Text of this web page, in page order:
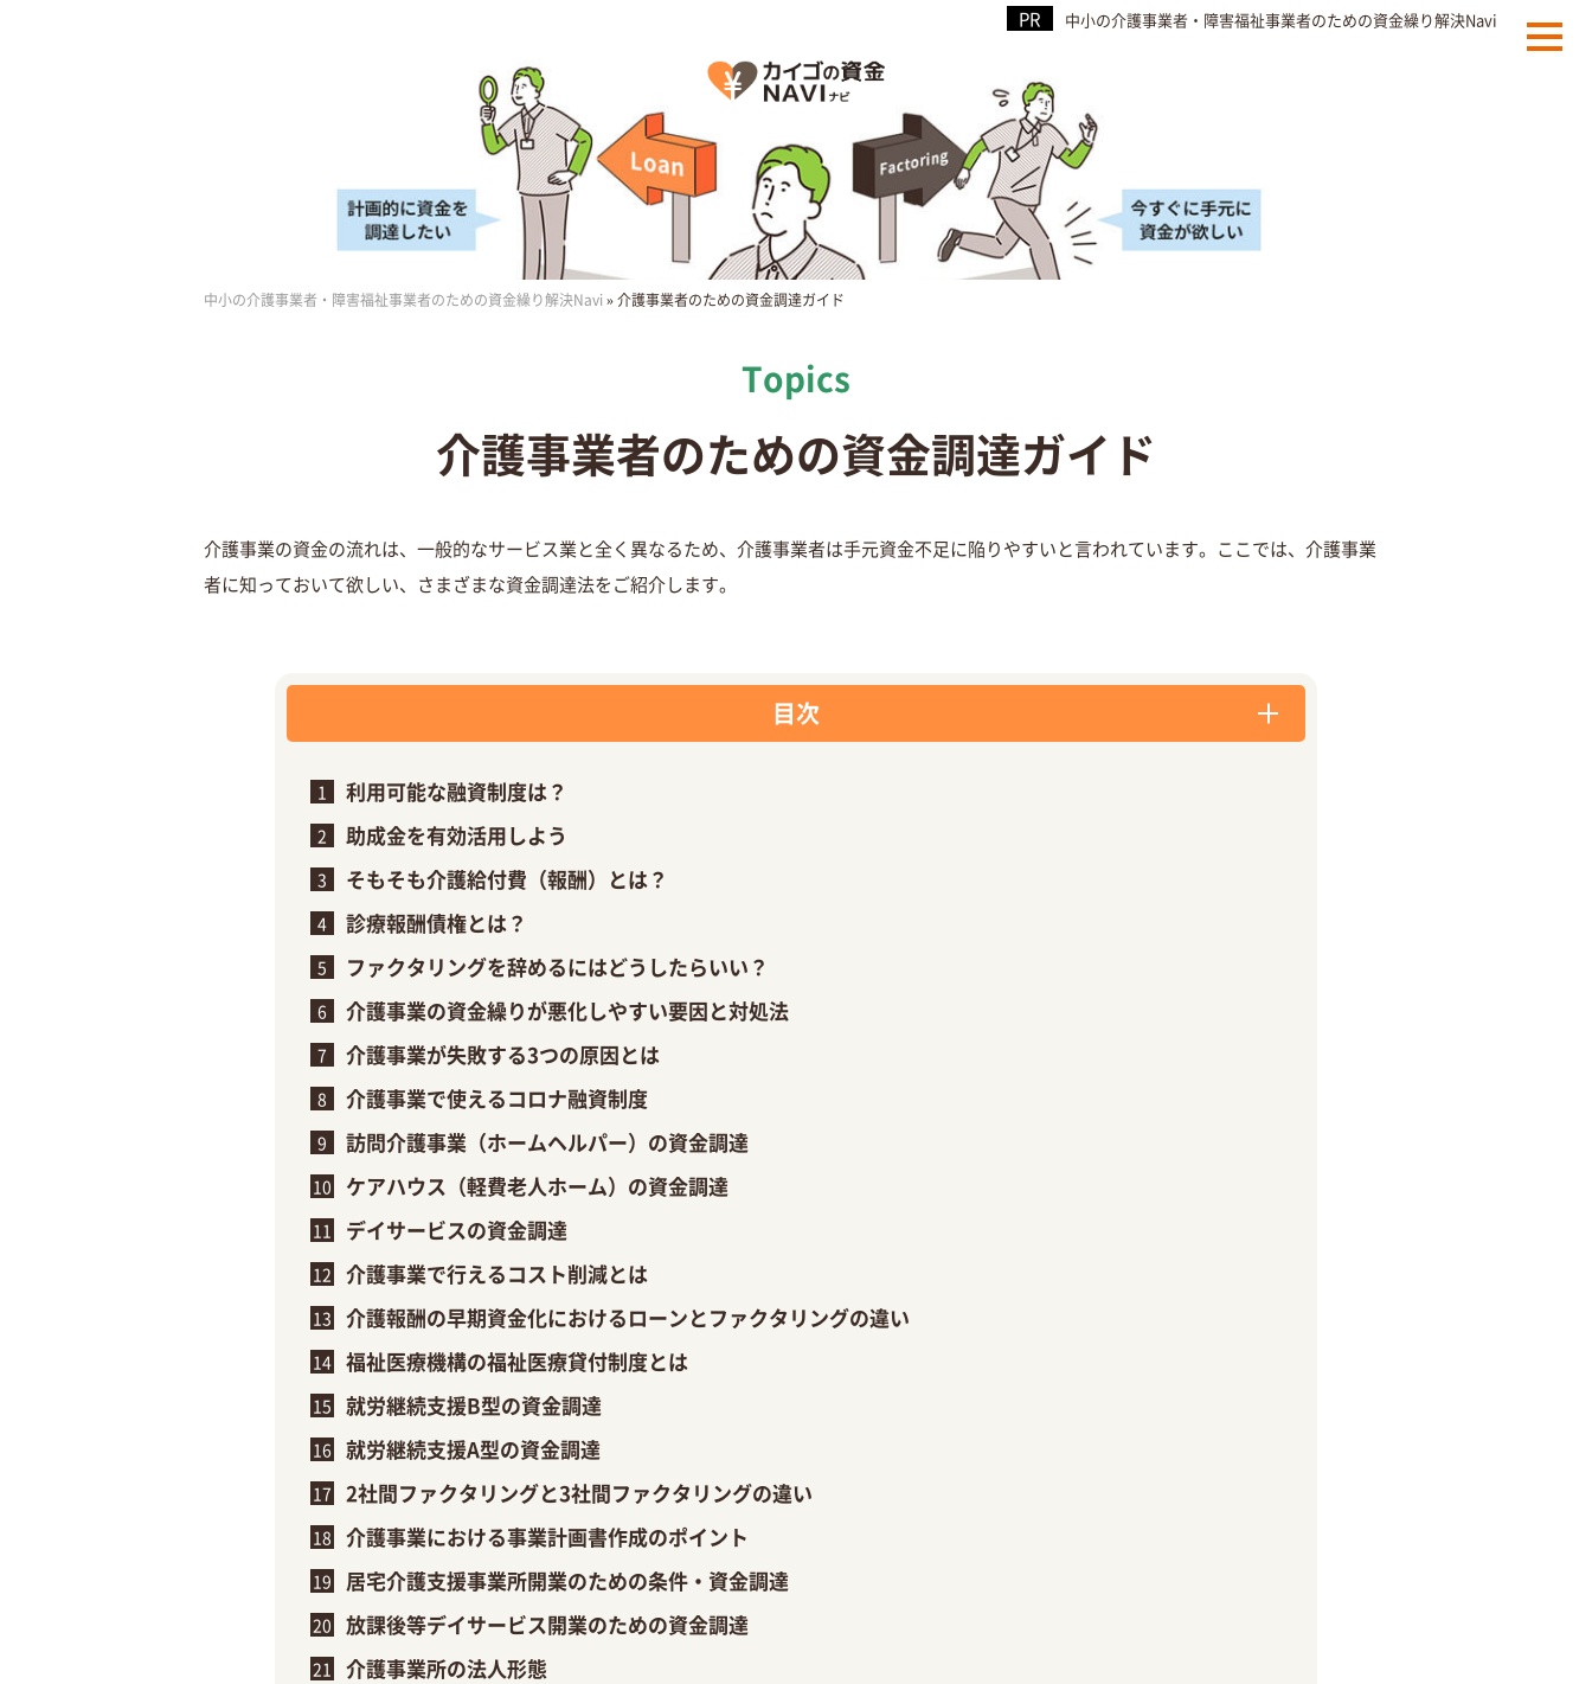
中小の介護事業者・障害福祉事業者のための資金繰り解決Navi
中小の介護事業者・障害福祉事業者のための資金繰り解決Navi»介護事業者のための資金調達ガイド
介護事業者のための資金調達ガイド
介護事業の資金の流れは、一般的なサービス業と全く異なるため、介護事業者は手元資金不足に陥りやすいと言われています。ここでは、介護事業
者に知っておいて欲しい、さまざまな資金調達法をご紹介します。
目次
利用可能な融資制度は？
助成金を有効活用しよう
そもそも介護給付費（報酬） とは？
診療報酬債権とは？
ファクタリングを辞めるにはどうしたらいい？
介護事業の資金繰りが悪化しやすい要因と対処法
介護事業が失敗する3つの原因とは
介護事業で使えるコロナ融資制度
訪問介護事業（ホームヘルパー）の資金調達
ケアハウス（軽費老人ホーム）の資金調達
デイサービスの資金調達
介護事業で行えるコスト削減とは
介護報酬の早期資金化におけるローンとファクタリングの違い
福祉医療機構の福祉医療貸付制度とは
就労継続支援B型の資金調達
就労継続支援A型の資金調達
2社間ファクタリングと3社間ファクタリングの違い
介護事業における事業計画書作成のポイント
居宅介護支援事業所開業のための条件・資金調達
放課後等デイサービス開業のための資金調達
介護事業所の法人形態